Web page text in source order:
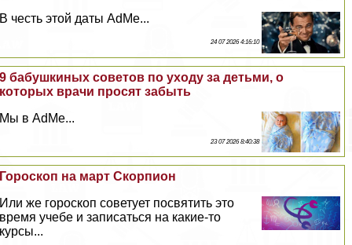
В честь этой даты AdMe...
24 07 2026 4:16:10
9 бабушкиных советов по уходу за детьми, о
которых врачи просят забыть
Мы в AdMe...
23 07 2026 8:40:38
Гороскоп на март Скорпион
Или же гороскоп советует посвятить это
время учебе и записаться на какие-то
курсы...